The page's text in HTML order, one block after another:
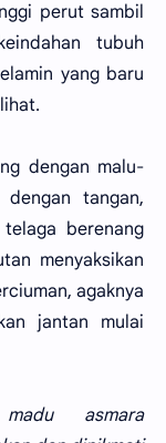
perut sambil
tubuh
yang baru
dengan malu-
tangan,
berenang
menyaksikan
agaknya
jantan mulai
asmara